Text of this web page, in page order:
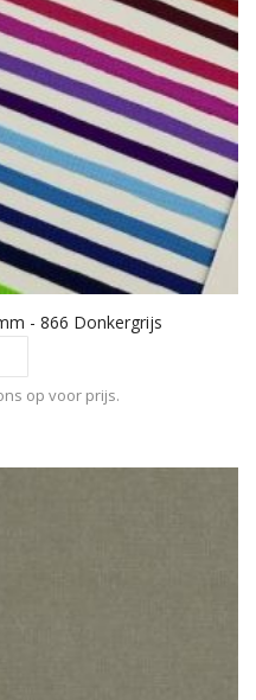
- 866 Donkergrijs
op voor prijs.